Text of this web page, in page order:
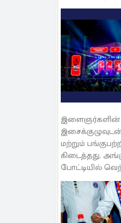
இளைஞர்களின்
மற்றும்
கிடைத்தது.
போட்டியில்